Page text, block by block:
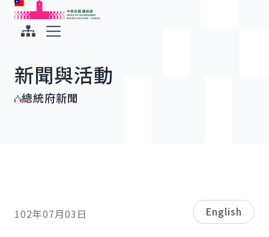
跳到主要內容
中華民國總統府
新聞與活動
總統府新聞
102年07月03日 English